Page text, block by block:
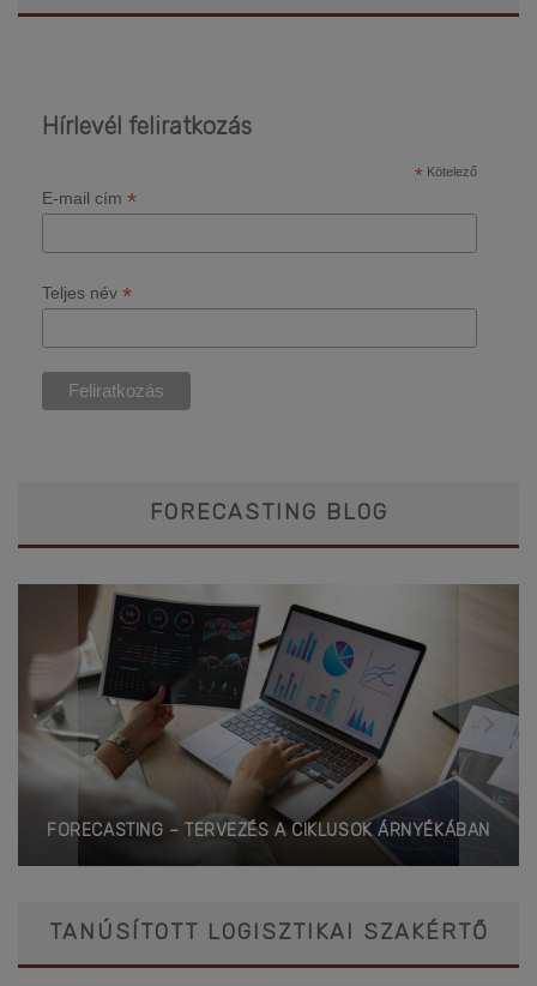
Hírlevél feliratkozás
* Kötelező
E-mail cím *
Teljes név *
FORECASTING BLOG
FORECASTING – TERVEZÉS A CIKLUSOK ÁRNYÉKÁBAN
TANÚSÍTOTT LOGISZTIKAI SZAKÉRTŐ